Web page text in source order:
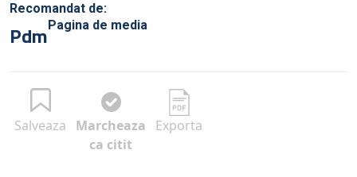
Recomandat de:
Pdm Pagina de media
Salveaza
Marcheaza
ca citit
Exporta